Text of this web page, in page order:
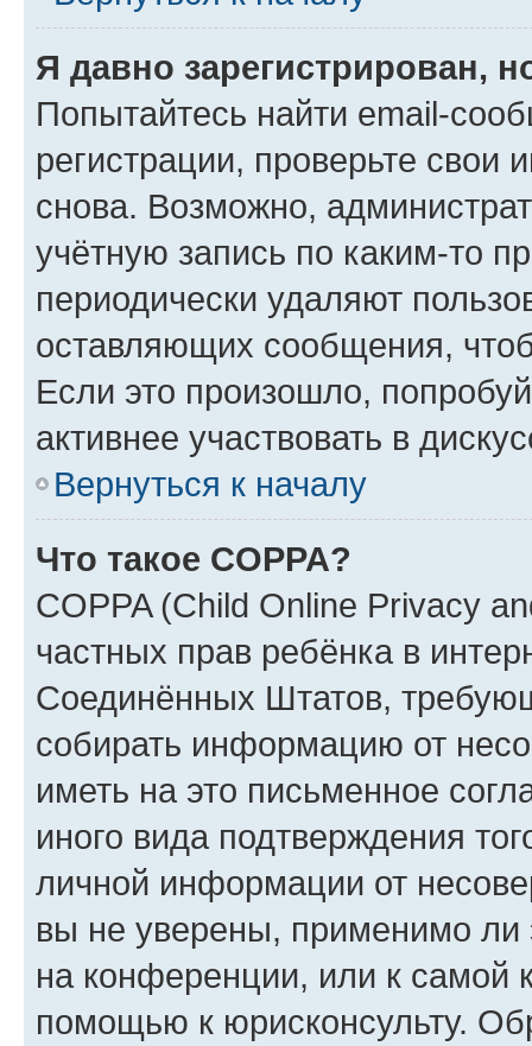
Я давно зарегистрирован,
Попытайтесь найти email-
регистрации, проверьте свои
снова. Возможно,
учётную запись по каким-то
периодически удаляют
оставляющих сообщения,
Если это произошло,
активнее участвовать в
Вернуться к началу
Что такое COPPA?
COPPA (Child Online Privacy
частных прав ребёнка в
Соединённых Штатов,
собирать информацию от
иметь на это письменное
иного вида подтверждения
личной информации от
вы не уверены, применимо ли
на конференции, или к самой
помощью к юрисконсульту.